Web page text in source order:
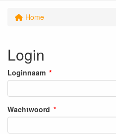
Home
Login
Loginnaam
Wachtwoord